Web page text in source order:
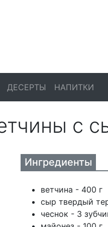
ДЕСЕРТЫ НАПИТКИ
с
Ингредиенты
ветчина - 400 г
сыр твердый
чеснок - 3